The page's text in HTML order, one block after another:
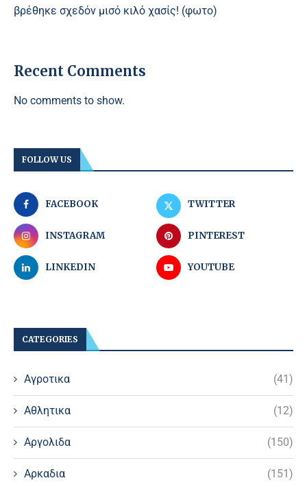
βρέθηκε σχεδόν μισό κιλό χασίς! (φωτο)
Recent Comments
No comments to show.
FOLLOW US
FACEBOOK TWITTER
INSTAGRAM PINTEREST
LINKEDIN YOUTUBE
CATEGORIES
Αγροτικα (41)
Αθλητικα (12)
Αργολιδα (150)
Αρκαδια (151)